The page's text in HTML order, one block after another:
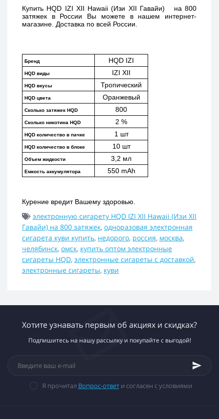
Купить HQD IZI XII Hawaii (Изи XII Гавайи) на 800
затяжек в России Вы можете в нашем интернет-
магазине. Доставка по всей России.
Бренд HQD IZI
HQD виды IZI XII
HQD вкусы Тропический
HQD цвета Оранжевый
Сколько затяжек HQD 800
Сколько никотина HQD 2 %
HQD количество в пачке 1 шт
HQD количество в блоке 10 шт
Объем жидкости 3,2 мл
Емкость аккумулятора 550 mAh
Курение вредит Вашему здоровью.
электронную сигарету HQD IZI XII Hawaii (Изи XII
Гавайи) на 800 затяжек, одноразовая электронная
сигарета куви купить, недорого, россия, москва,
челябинск, омск, купить оптом электронные
сигареты HQD, электронные сигареты с доставкой,
электронные сигареты, куви
Хотите узнавать первым об акциях и скидках?
Подпишитесь на нашу рассылку и покупайте с выгодой!
Я прочитал Вопрос-ответи согласен с условиями